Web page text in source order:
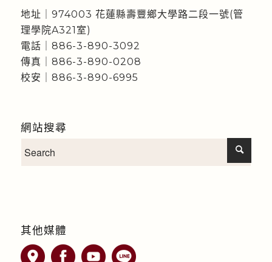
地址｜974003 花蓮縣壽豐鄉大學路二段一號(管
理學院A321室)
電話｜886-3-890-3092
傳真｜886-3-890-0208
校安｜886-3-890-6995
網站搜尋
其他媒體